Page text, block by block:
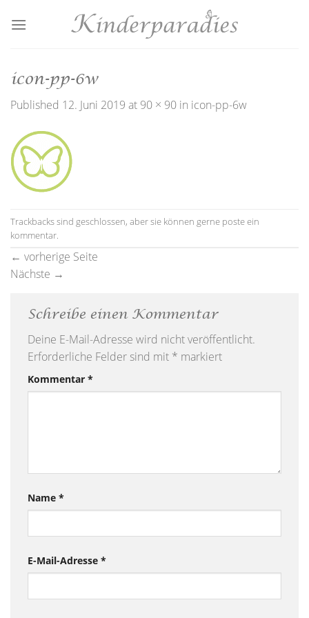
icon-pp-6w
Published 12. Juni 2019 at 90 × 90 in icon-pp-6w
Trackbacks sind geschlossen, aber sie können gerne poste ein
kommentar
← vorherige Seite
Nächste →
Schreibe einen Kommentar
Deine E-Mail-Adresse wird nicht veröffentlicht.
Erforderliche Felder sind mit * markiert
Kommentar *
Name *
E-Mail-Adresse *